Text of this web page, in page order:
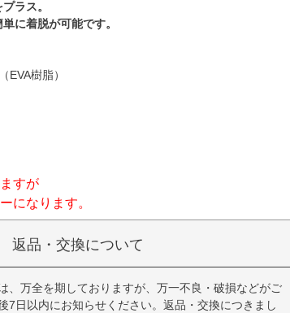
ラス。
に着脱が可能です。
EVA樹脂）
すが
になります。
返品・交換について
、万全を期しておりますが、万一不良・破損などがご
7日以内にお知らせください。返品・交換につきまし